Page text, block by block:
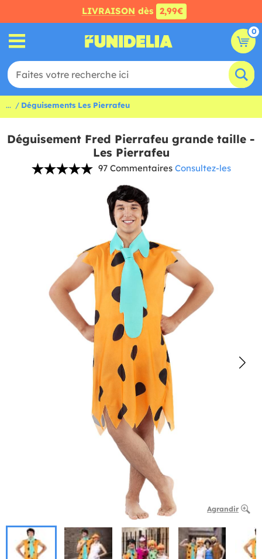
LIVRAISON dès 2,99€
0
... Déguisements Les Pierrafeu
Déguisement Fred Pierrafeu grande taille -
Les Pierrafeu
97 Commentaires Consultez-les
Agrandir